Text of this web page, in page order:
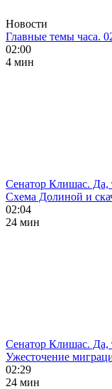
Новости
Главные темы часа.
02:00
4 мин
Сенатор Клишас. Да,
Схема Долиной и
02:04
24 мин
Сенатор Клишас. Да,
Ужесточение
02:29
24 мин